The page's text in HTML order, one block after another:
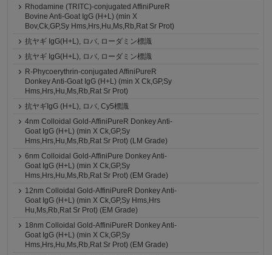
Rhodamine (TRITC)-conjugated AffiniPureR
Bovine Anti-Goat IgG (H+L) (min X
Bov,Ck,GP,Sy Hms,Hrs,Hu,Ms,Rb,Rat Sr Prot)
抗ヤギ IgG(H+L), ロバ, ローダミン標識
抗ヤギ IgG(H+L), ロバ, ローダミン標識
R-Phycoerythrin-conjugated AffiniPureR
Donkey Anti-Goat IgG (H+L) (min X Ck,GP,Sy
Hms,Hrs,Hu,Ms,Rb,Rat Sr Prot)
抗ヤギIgG (H+L), ロバ, Cy5標識
4nm Colloidal Gold-AffiniPureR Donkey Anti-
Goat IgG (H+L) (min X Ck,GP,Sy
Hms,Hrs,Hu,Ms,Rb,Rat Sr Prot) (LM Grade)
6nm Colloidal Gold-AffiniPure Donkey Anti-
Goat IgG (H+L) (min X Ck,GP,Sy
Hms,Hrs,Hu,Ms,Rb,Rat Sr Prot) (EM Grade)
12nm Colloidal Gold-AffiniPureR Donkey Anti-
Goat IgG (H+L) (min X Ck,GP,Sy Hms,Hrs
Hu,Ms,Rb,Rat Sr Prot) (EM Grade)
18nm Colloidal Gold-AffiniPureR Donkey Anti-
Goat IgG (H+L) (min X Ck,GP,Sy
Hms,Hrs,Hu,Ms,Rb,Rat Sr Prot) (EM Grade)